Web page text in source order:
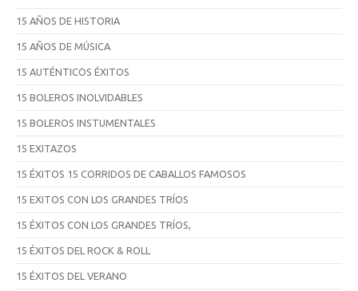
15 AÑOS DE HISTORIA
15 AÑOS DE MÚSICA
15 AUTÉNTICOS ÉXITOS
15 BOLEROS INOLVIDABLES
15 BOLEROS INSTUMENTALES
15 EXITAZOS
15 ÉXITOS 15 CORRIDOS DE CABALLOS FAMOSOS
15 EXITOS CON LOS GRANDES TRÍOS
15 ÉXITOS CON LOS GRANDES TRÍOS,
15 ÉXITOS DEL ROCK & ROLL
15 ÉXITOS DEL VERANO